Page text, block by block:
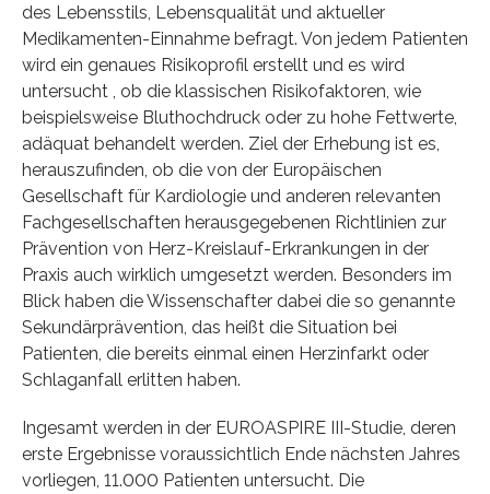
des Lebensstils, Lebensqualität und aktueller
Medikamenten-Einnahme befragt. Von jedem Patienten
wird ein genaues Risikoprofil erstellt und es wird
untersucht , ob die klassischen Risikofaktoren, wie
beispielsweise Bluthochdruck oder zu hohe Fettwerte,
adäquat behandelt werden. Ziel der Erhebung ist es,
herauszufinden, ob die von der Europäischen
Gesellschaft für Kardiologie und anderen relevanten
Fachgesellschaften herausgegebenen Richtlinien zur
Prävention von Herz-Kreislauf-Erkrankungen in der
Praxis auch wirklich umgesetzt werden. Besonders im
Blick haben die Wissenschafter dabei die so genannte
Sekundärprävention, das heißt die Situation bei
Patienten, die bereits einmal einen Herzinfarkt oder
Schlaganfall erlitten haben.
Ingesamt werden in der EUROASPIRE III-Studie, deren
erste Ergebnisse voraussichtlich Ende nächsten Jahres
vorliegen, 11.000 Patienten untersucht. Die